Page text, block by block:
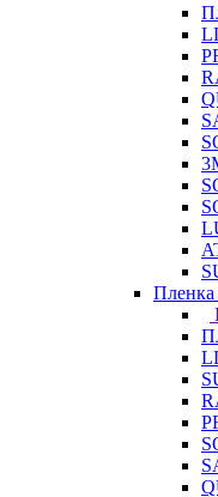
Пленка